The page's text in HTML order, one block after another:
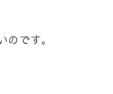
です。